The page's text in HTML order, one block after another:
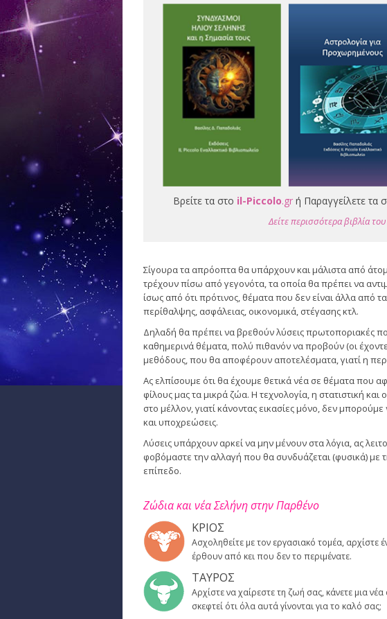
Βρείτε τα στο il-Piccolo.gr ή Παραγγείλετε τα
Δείτε περισσότερα βιβλία
Σίγουρα τα απρόοπτα θα υπάρχουν και μάλιστα από
τρέχουν πίσω από γεγονότα, τα οποία θα πρέπει να
ίσως από ότι πρότινος, θέματα που δεν είναι άλλα από
περίθαλψης, ασφάλειας, οικονομικά, στέγασης κτλ.
Δηλαδή θα πρέπει να βρεθούν λύσεις πρωτοποριακές
καθημερινά θέματα, πολύ πιθανόν να προβούν (οι
μεθόδους, που θα αποφέρουν αποτελέσματα, γιατί η
Ας ελπίσουμε ότι θα έχουμε θετικά νέα σε θέματα που
φίλους μας τα μικρά ζώα. Η τεχνολογία, η στατιστική
στο μέλλον, γιατί κάνοντας εικασίες μόνο, δεν
και υποχρεώσεις.
Λύσεις υπάρχουν αρκεί να μην μένουν στα λόγια, ας
φοβόμαστε την αλλαγή που θα συνδυάζεται (φυσικά) με
επίπεδο.
Ζώδια και νέα Σελήνη στην Παρθένο
ΚΡΙΟΣ
Ασχοληθείτε με τον εργασιακό τομέα, αρχίστε
έρθουν από κει που δεν το περιμένατε.
ΤΑΥΡΟΣ
Αρχίστε να χαίρεστε τη ζωή σας, κάνετε μια
σκεφτεί ότι όλα αυτά γίνονται για το καλό σας;